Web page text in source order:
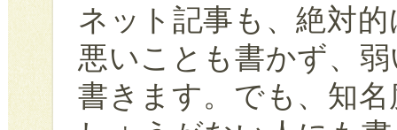
ネット記事も、絶対
悪いことも書かず、
書きます。でも、知